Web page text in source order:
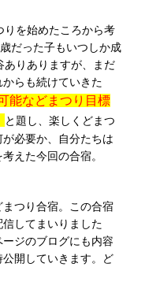
りを始めたころから考
だった子もいつしか成
ありありますが、まだ
らも続けていきた
能などまつり目標
と題し、楽しくどまつ
必要か、自分たちは
えた今回の合宿。
つり合宿。この合宿
信してまいりました
ジのブログにも内容
開していきます。ど